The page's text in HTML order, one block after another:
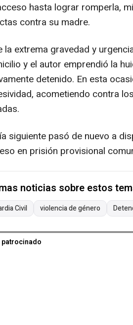
hasta lograr romperla,
contra su madre.
la extrema gravedad y
y el autor emprendió la
detenido. En esta
acometiendo contra
siguiente pasó de nuevo a
en prisión provisional
noticias sobre estos
Civil violencia de género
patrocinado